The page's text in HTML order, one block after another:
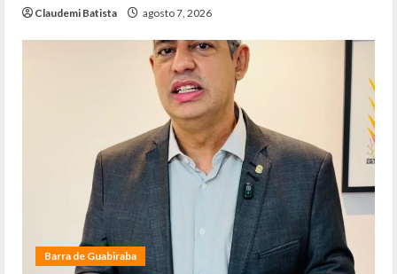
Claudemi Batista agosto 7, 2026
Barra de Guabiraba